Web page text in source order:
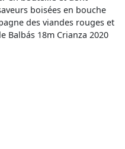
boisées en bouche
des viandes rouges et
18m Crianza 2020